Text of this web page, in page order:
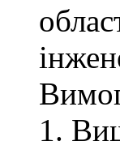
1.